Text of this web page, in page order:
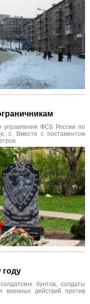
управления ФСБ России по
5. Вместе с постаментом
году
бунтов, солдаты
военных действий против